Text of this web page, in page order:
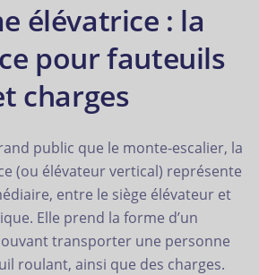
élévatrice : la
pour fauteuils
charges
public que le monte-escalier, la
(ou élévateur vertical) représente
entre le siège élévateur et
Elle prend la forme d’un
transporter une personne
roulant, ainsi que des charges.